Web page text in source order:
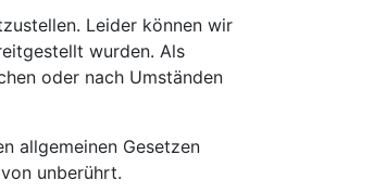
Leider können wir
wurden. Als
oder nach Umständen
allgemeinen Gesetzen
unberührt.